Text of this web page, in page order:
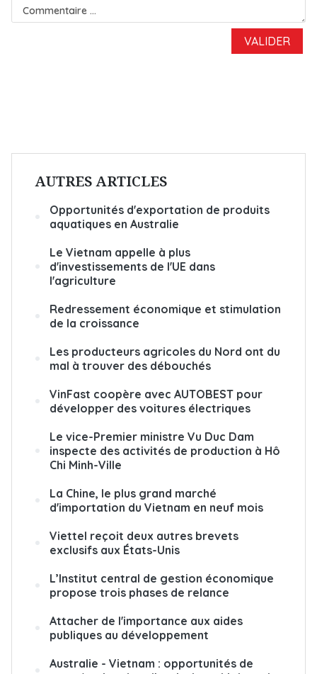
AUTRES ARTICLES
Opportunités d'exportation de produits
aquatiques en Australie
Le Vietnam appelle à plus
d'investissements de l'UE dans
l'agriculture
Redressement économique et stimulation
de la croissance
Les producteurs agricoles du Nord ont du
mal à trouver des débouchés
VinFast coopère avec AUTOBEST pour
développer des voitures électriques
Le vice-Premier ministre Vu Duc Dam
inspecte des activités de production à Hô
Chi Minh-Ville
La Chine, le plus grand marché
d'importation du Vietnam en neuf mois
Viettel reçoit deux autres brevets
exclusifs aux États-Unis
L’Institut central de gestion économique
propose trois phases de relance
Attacher de l'importance aux aides
publiques au développement
Australie - Vietnam : opportunités de